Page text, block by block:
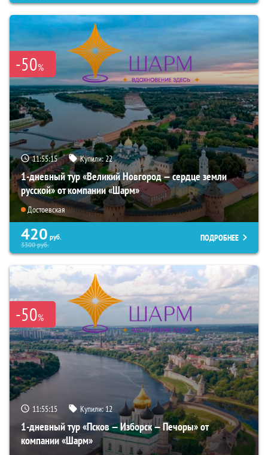
-50%
11:55:14 Купили:22
1-дневный тур «Великий Новгород — сердце земли
русской» от компании «Шарм»
Достоевская
420 руб.
3300руб.
ПОДРОБНЕЕ
-50%
11:55:14 Купили:12
1-дневный тур «Псков — Изборск — Печоры» от
компании «Шарм»